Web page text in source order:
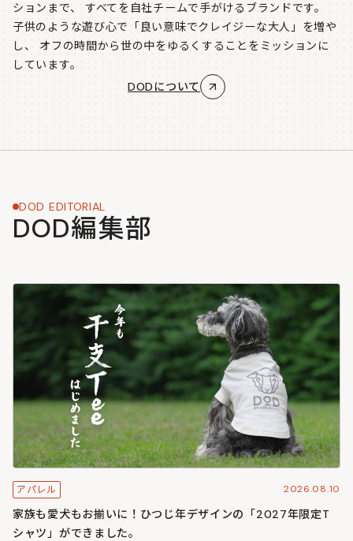
ションまで、
すべてを自社チームで手がけるブランドです。
子供のような遊び心で「良い意味でクレイジーな大人」を増や
し、
オフの時間から世の中をゆるくすることをミッションに
しています。
DODについて
DOD EDITORIAL
DOD編集部
アパレル 2026.08.10
家族も愛犬もお揃いに！ひつじ年デザインの「2027年限定T
シャツ」ができました。